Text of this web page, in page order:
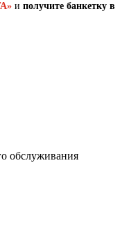
и получите банкетку в
обслуживания